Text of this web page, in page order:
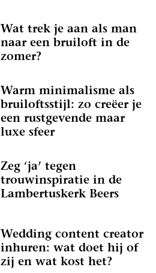
Wat trek je aan als man
naar een bruiloft in de
zomer?
Warm minimalisme als
bruiloftsstijl: zo creëer je
een rustgevende maar
luxe sfeer
Zeg ‘ja’ tegen
trouwinspiratie in de
Lambertuskerk Beers
Wedding content creator
inhuren: wat doet hij of
zij en wat kost het?